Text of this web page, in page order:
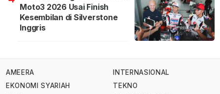
Moto3 2026 Usai Finish
Kesembilan di Silverstone
Inggris
AMEERA
EKONOMI SYARIAH
INTERNASIONAL
TEKNO